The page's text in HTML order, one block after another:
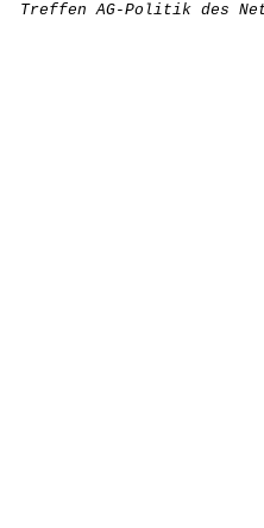
Treffen AG-Politik des